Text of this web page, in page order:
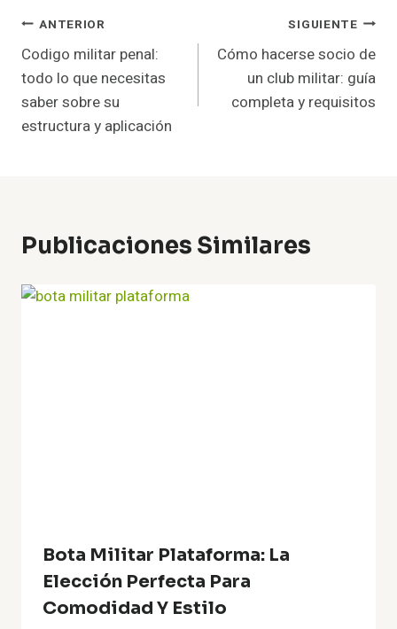
Navegación
De
Entradas
ANTERIOR
Codigo militar penal:
todo lo que necesitas
saber sobre su
estructura y aplicación
SIGUIENTE
Cómo hacerse socio de
un club militar: guía
completa y requisitos
Publicaciones Similares
Bota Militar Plataforma: La
Elección Perfecta Para
Comodidad Y Estilo